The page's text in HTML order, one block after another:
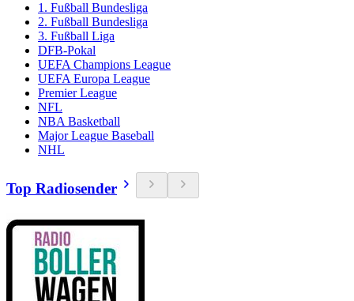
1. Fußball Bundesliga
2. Fußball Bundesliga
3. Fußball Liga
DFB-Pokal
UEFA Champions League
UEFA Europa League
Premier League
NFL
NBA Basketball
Major League Baseball
NHL
Top Radiosender